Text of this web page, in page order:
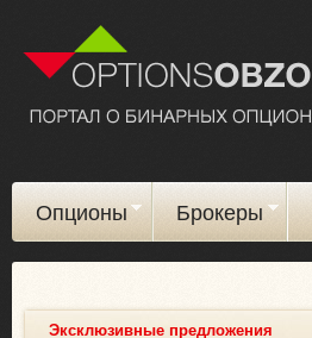
Опционы Брокеры
Эксклюзивные предложения